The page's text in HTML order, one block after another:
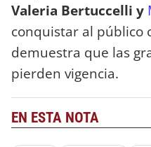
Valeria Bertuccelli y
conquistar al público
demuestra que las
pierden vigencia.
EN ESTA NOTA